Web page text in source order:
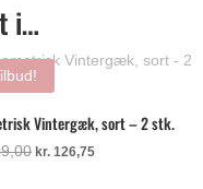
i…
Vintergæk, sort – 2 stk.
Den
kr.126,75Den